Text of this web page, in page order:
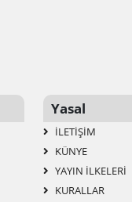
Yasal
İLETIŞIM
KÜNYE
YAYIN İLKELERI
KURALLAR